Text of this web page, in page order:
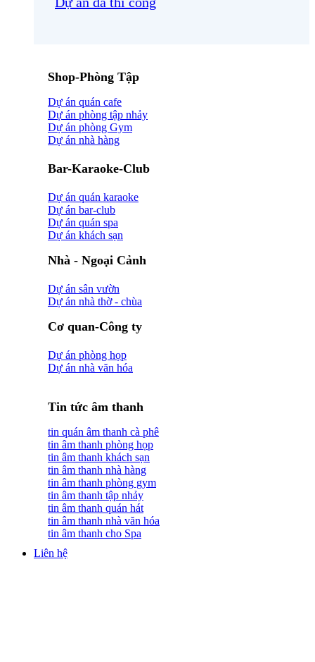
Shop-Phòng Tập
Dự án quán cafe
Dự án phòng tập nhảy
Dự án phòng Gym
Dự án nhà hàng
Bar-Karaoke-Club
Dự án quán karaoke
Dự án bar-club
Dự án quán spa
Dự án khách sạn
Nhà - Ngoại Cảnh
Dự án sân vườn
Dự án nhà thờ - chùa
Cơ quan-Công ty
Dự án phòng họp
Dự án nhà văn hóa
Tin tức âm thanh
tin quán âm thanh cà phê
tin âm thanh phòng họp
tin âm thanh khách sạn
tin âm thanh nhà hàng
tin âm thanh phòng gym
tin âm thanh tập nhảy
tin âm thanh quán hát
tin âm thanh nhà văn hóa
tin âm thanh cho Spa
Liên hệ